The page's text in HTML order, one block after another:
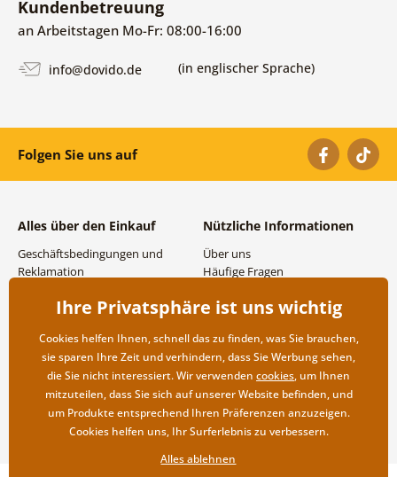
Kundenbetreuung
an Arbeitstagen Mo-Fr: 08:00-16:00
info@dovido.de (in englischer Sprache)
Folgen Sie uns auf
Alles über den Einkauf
Geschäftsbedingungen und
Reklamation
Versand- und
Rücksendung der Ware
Nützliche Informationen
Über uns
Häufige Fragen
Großhandel und
Ihre Privatsphäre ist uns wichtig
Cookies helfen Ihnen, schnell das zu finden, was Sie brauchen,
sie sparen Ihre Zeit und verhindern, dass Sie Werbung sehen,
die Sie nicht interessiert. Wir verwenden cookies, um Ihnen
mitzuteilen, dass Sie sich auf unserer Website befinden, und
um Produkte entsprechend Ihren Präferenzen anzuzeigen.
Cookies helfen uns, Ihr Surferlebnis zu verbessern.
Alles ablehnen